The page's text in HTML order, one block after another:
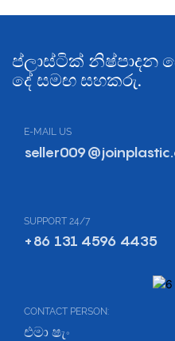
ප්ලාස්ටික් නිෂ්පාදන
දේ සමඟ සහකරු.
E-MAIL US
SUPPORT 24/7
+86 131 4596 4435
CONTACT PERSON:
එමා ෂැං